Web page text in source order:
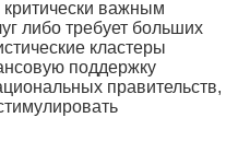
критически важным
либо требует больших
кластеры
поддержку
правительств,